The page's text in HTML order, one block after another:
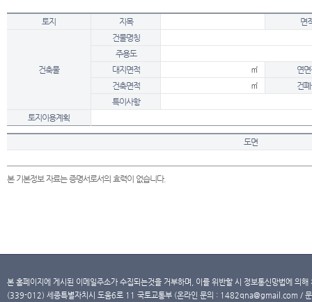
토지 지목 면
건축물
건물명칭
주용도
대지면적
㎡
연
건축면적
㎡
건
특이사항
토지이용계획
도면
본 기본정보 자료는 증명서로서의 효력이 없습니다.
본 홈페이지에 게시된 이메일주소가 수집되는것을 거부하며, 이를 위반할 시 정보통신망법에 의
(339-012) 세종특별자치시 도움6로 11 국토교통부 (온라인 문의 : 1482qna@gmail.com /